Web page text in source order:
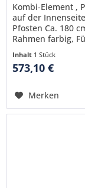
Kombi-Element ,
auf der
Pfosten Ca. 180
Rahmen farbig,
Inhalt 1 Stück
573,10 €
Merken